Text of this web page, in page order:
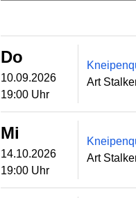
Do
10.09.2026
19:00 Uhr
Art
Mi
14.10.2026
19:00 Uhr
Art